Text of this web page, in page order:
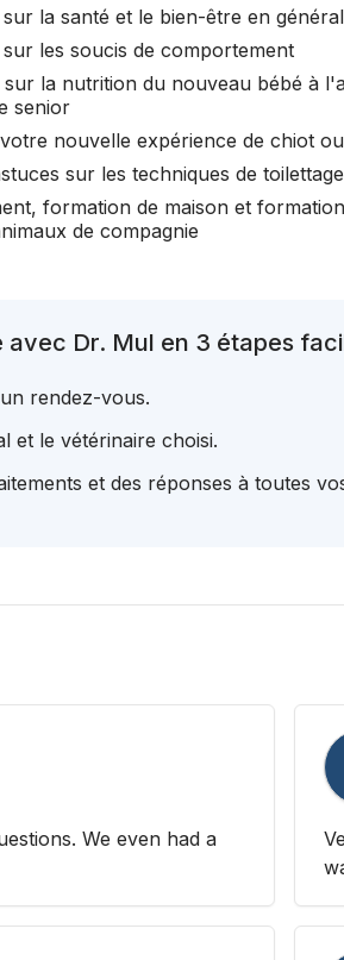
la santé et le bien-être en général
les soucis de comportement
sur la nutrition du nouveau bébé à
senior
nouvelle expérience de chiot
sur les techniques de toilettage
formation de maison et
de compagnie
Dr. Mul en 3 étapes
rendez-vous.
et le vétérinaire choisi.
et des réponses à toutes
We even had a